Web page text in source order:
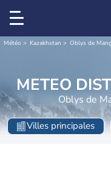
Météo Kazakhstan Oblys de
METEO
Oblys de
Villes principales